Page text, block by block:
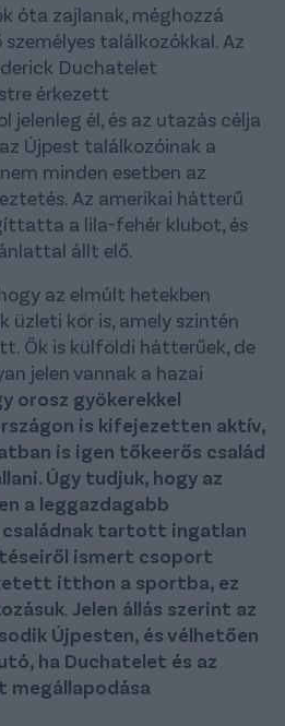
óta zajlanak, méghozzá
találkozókkal. Az
Duchatelet
érkezett
jelenleg él, és az utazás célja
Újpest találkozóinak a
minden esetben az
Az amerikai hátterű
a lila-fehér klubot, és
állt elő.
az elmúlt hetekben
üzleti kör is, amely szintén
Ők is külföldi hátterűek, de
jelen vannak a hazai
orosz gyökerekkel
is kifejezetten aktív,
is igen tőkeerős család
Úgy tudjuk, hogy az
a leggazdagabb
családnak tartott ingatlan
ismert csoport
itthon a sportba, ez
.Jelen állás szerint az
Újpesten, és vélhetően
ha Duchatelet és az
megállapodása